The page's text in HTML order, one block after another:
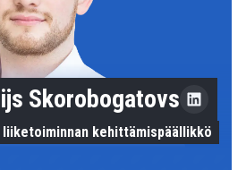
Skorobogatovs
liiketoiminnan kehittämispäällikkö